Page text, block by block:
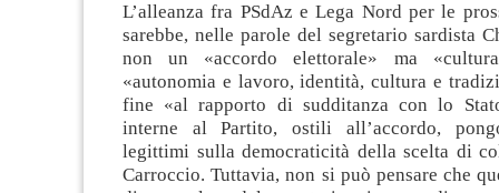
L’alleanza fra PSdAz e Lega Nord per le
sarebbe, nelle parole del segretario sardista
non un «accordo elettorale» ma
«autonomia e lavoro, identità, cultura e
fine «al rapporto di sudditanza con lo
interne al Partito, ostili all’accordo,
legittimi sulla democraticità della scelta di
Carroccio. Tuttavia, non si può pensare che